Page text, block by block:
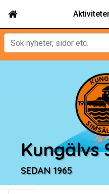
Kungälvs
SEDAN 1965